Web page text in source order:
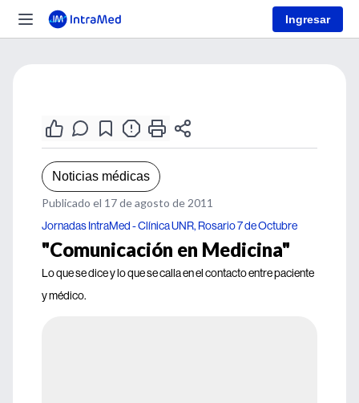
Ingresar
Noticias médicas
Publicado el 17 de agosto de 2011
Jornadas IntraMed - Clínica UNR, Rosario 7 de Octubre
"Comunicación en Medicina"
Lo que se dice y lo que se calla en el contacto entre paciente
y médico.